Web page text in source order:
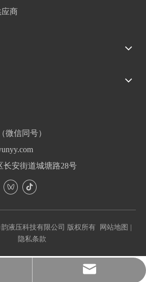
商
微信同号）
长安街道城塘路28号
液压科技有限公司 版权所有 网站地图
隐私条款